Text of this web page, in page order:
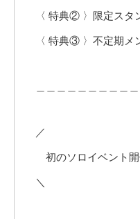
〈 特典② 〉限定スタ
〈 特典③ 〉不定期メ
／
初のソロイベント開
＼